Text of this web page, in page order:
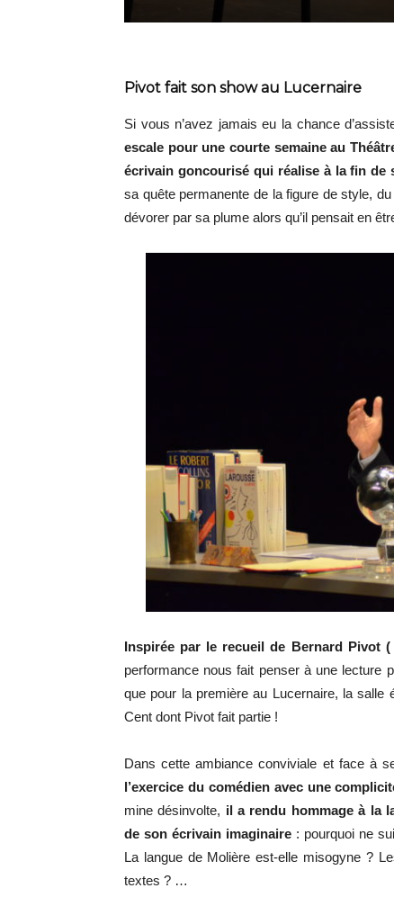
Pivot fait son show au Lucernaire
Si vous n’avez jamais eu la chance
escale pour une courte semaine au
écrivain goncourisé qui réalise à la fin
sa quête permanente de la figure de style,
dévorer par sa plume alors qu’il pensait en
Inspirée par le recueil de Bernard Pivot (
performance nous fait penser à une lecture
que pour la première au Lucernaire, la
Cent dont Pivot fait partie !
Dans cette ambiance conviviale et face à
l’exercice du comédien avec une
mine désinvolte, il a rendu hommage à la
de son écrivain imaginaire: pourquoi ne
La langue de Molière est-elle misogyne ?
textes ? …